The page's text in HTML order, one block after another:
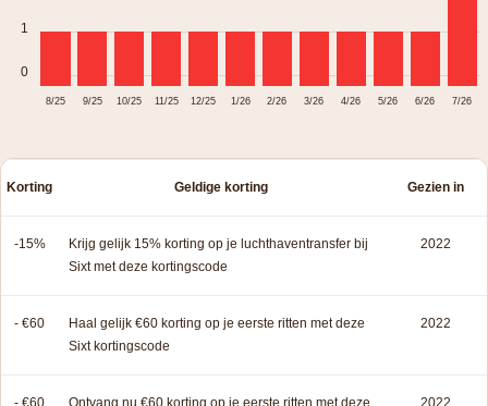
1
0
8/25 9/25 10/25 11/25 12/25 1/26 2/26 3/26 4/26 5/26 6/26 7/26
Korting Geldige korting Gezien in
-15%
Krijg gelijk 15% korting op je luchthaventransfer bij
Sixt met deze kortingscode
2022
- €60
Haal gelijk €60 korting op je eerste ritten met deze
Sixt kortingscode
2022